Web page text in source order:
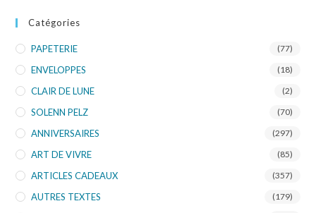
Catégories
PAPETERIE (77)
ENVELOPPES (18)
CLAIR DE LUNE (2)
SOLENN PELZ (70)
ANNIVERSAIRES (297)
ART DE VIVRE (85)
ARTICLES CADEAUX (357)
AUTRES TEXTES (179)